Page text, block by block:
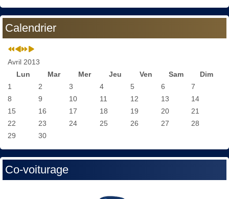
Calendrier
Avril 2013
Lun
Mar Mer Jeu Ven Sam
Dim
1
2 3 4 5 6
7
8
9 10 11 12 13
14
15
16 17 18 19 20
21
22
23 24 25 26 27
28
29
30
Co-voiturage